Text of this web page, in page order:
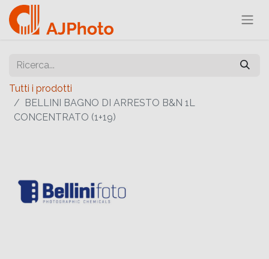
Tutti i prodotti
BELLINI BAGNO DI ARRESTO B&N 1L
CONCENTRATO (1+19)